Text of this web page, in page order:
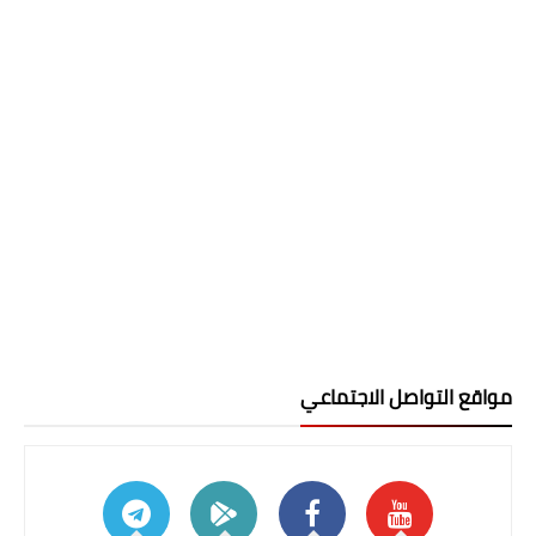
مواقع التواصل الاجتماعي